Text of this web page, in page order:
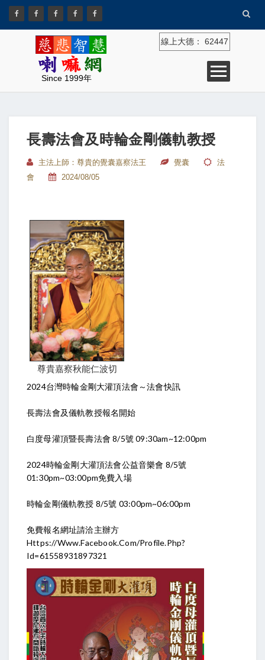
Since 1999年
線上大德： 62447
長壽法會及時輪金剛儀軌教授
主法上師：尊貴的覺囊嘉察法王 覺囊
法
會
2024/08/05
尊貴嘉察秋能仁波切
2024台灣時輪金剛大灌頂法會～法會快訊
長壽法會及儀軌教授報名開始
白度母灌頂暨長壽法會 8/5號 09:30am~12:00pm
2024時輪金剛大灌頂法會公益音樂會 8/5號
01:30pm~03:00pm免費入場
時輪金剛儀軌教授 8/5號 03:00pm~06:00pm
免費報名網址請洽主辦方
Https://www.facebook.com/profile.php?
Id=61558931897321